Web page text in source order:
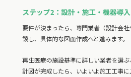
ステップ2：設計・施工・機器導入
要件が決まったら、専門業者（設計会
談し、具体的な図面作成へと進みます。
再生医療の施設基準に詳しい業者を選
計図が完成したら、いよいよ施工工事